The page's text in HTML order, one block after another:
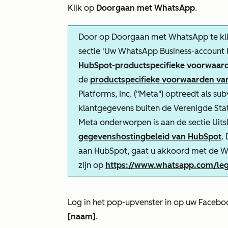
Klik op Doorgaan met WhatsApp.
Door op Doorgaan met WhatsApp te
sectie 'Uw WhatsApp Business-
HubSpot-productspecifieke
de productspecifieke voorwaarden
Platforms, Inc. ("Meta") optreedt als
klantgegevens buiten de Verenigde
Meta onderworpen is aan de sectie
gegevenshostingbeleid van HubSpot.
aan HubSpot, gaat u akkoord met de
zijn op https://www.whatsapp.com/
Log in het pop-upvenster in op uw
[naam] .